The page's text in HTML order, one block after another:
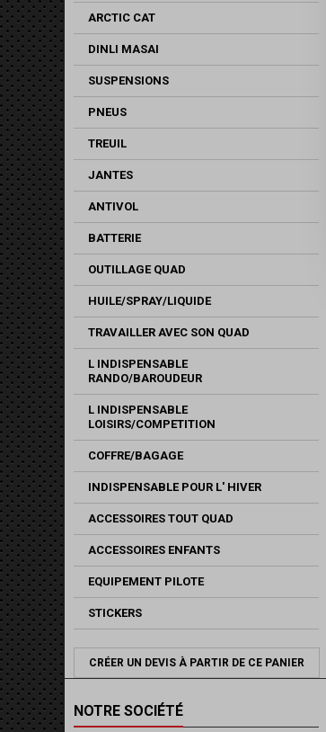
ARCTIC CAT
DINLI MASAI
SUSPENSIONS
PNEUS
TREUIL
JANTES
ANTIVOL
BATTERIE
OUTILLAGE QUAD
HUILE/SPRAY/LIQUIDE
TRAVAILLER AVEC SON QUAD
L INDISPENSABLE
RANDO/BAROUDEUR
L INDISPENSABLE
LOISIRS/COMPETITION
COFFRE/BAGAGE
INDISPENSABLE POUR L' HIVER
ACCESSOIRES TOUT QUAD
ACCESSOIRES ENFANTS
EQUIPEMENT PILOTE
STICKERS
CRÉER UN DEVIS À PARTIR DE CE PANIER
NOTRE SOCIÉTÉ